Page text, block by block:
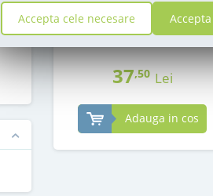
in stoc
37,50 Lei
Adauga in cos
Accepta cele necesare